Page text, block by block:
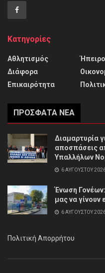
Κατηγορίες
Αθλητισμός
Διάφορα
Επικαιρότητα
ΠΡΌΣΦΑΤΑ ΝΈΑ
Διαμαρτυρία
αποσπάσεις
Υπαλλήλων
6 ΑΥΓΟΎΣΤΟΥ
Ένωση
μας να γίνουν
6 ΑΥΓΟΎΣΤΟΥ
Πολιτική Απορρήτου